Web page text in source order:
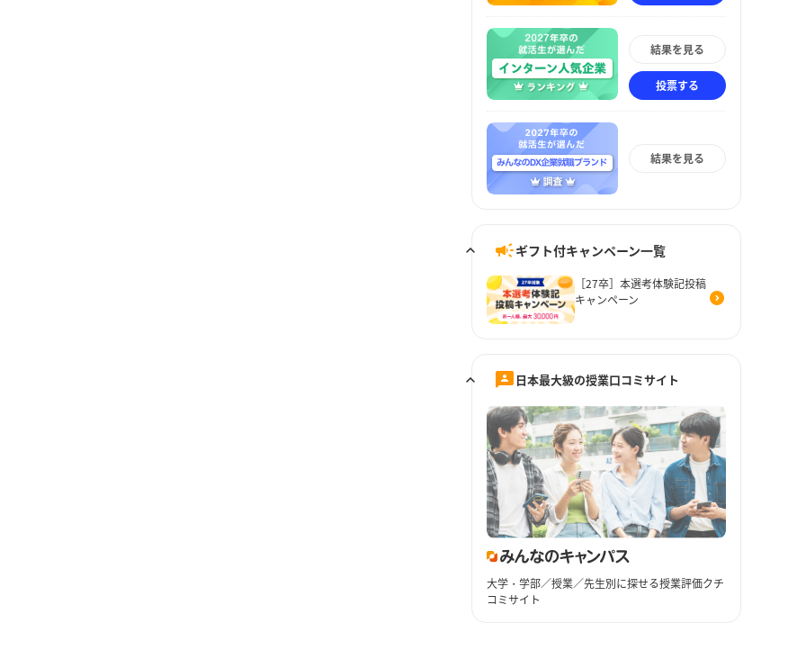
結果を見る
投票する
結果を見る
ギフト付キャンペーン一覧
［27卒］本選考体験記投稿
キャンペーン
日本最大級の授業口コミサイト
大学・学部／授業／先生別に探せる授業評価クチ
コミサイト